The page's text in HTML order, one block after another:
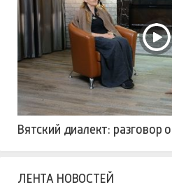
Вятский диалект:
ЛЕНТА НОВОСТЕЙ